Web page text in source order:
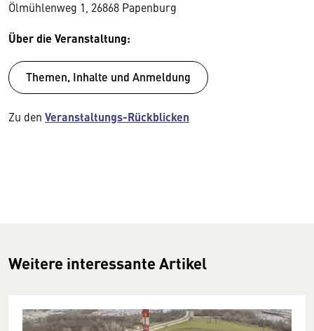
Ölmühlenweg 1, 26868 Papenburg
Über die Veranstaltung:
Themen, Inhalte und Anmeldung
Zu den Veranstaltungs-Rückblicken
Weitere interessante Artikel